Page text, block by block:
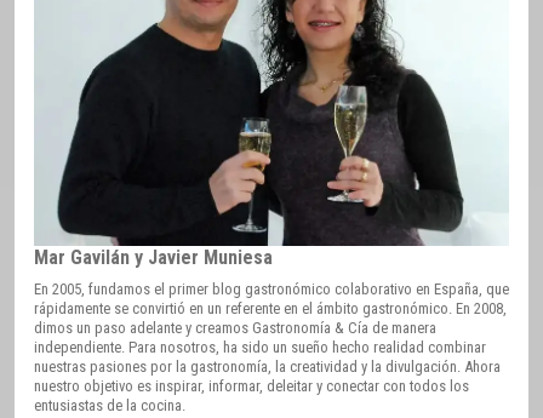
Mar Gavilán y Javier Muniesa
En 2005, fundamos el primer blog gastronómico colaborativo en España, que
rápidamente se convirtió en un referente en el ámbito gastronómico. En 2008,
dimos un paso adelante y creamos Gastronomía & Cía de manera
independiente. Para nosotros, ha sido un sueño hecho realidad combinar
nuestras pasiones por la gastronomía, la creatividad y la divulgación. Ahora
nuestro objetivo es inspirar, informar, deleitar y conectar con todos los
entusiastas de la cocina.